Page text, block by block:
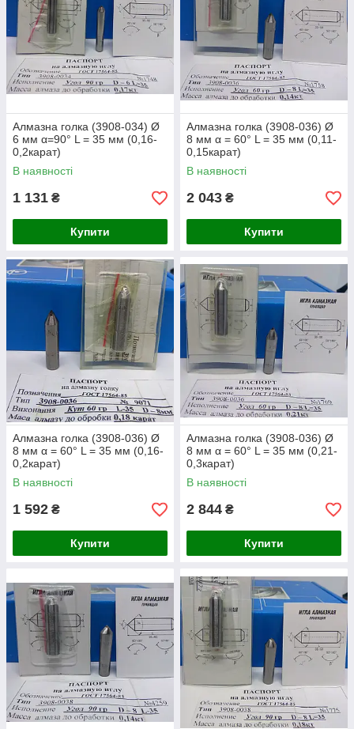
Алмазна голка (3908-034) Ø
6 мм α=90° L = 35 мм (0,16-
0,2карат)
В наявності
1 131 ₴
Купити
Алмазна голка (3908-036) Ø
8 мм α = 60° L = 35 мм (0,11-
0,15карат)
В наявності
2 043 ₴
Купити
Алмазна голка (3908-036) Ø
8 мм α = 60° L = 35 мм (0,16-
0,2карат)
В наявності
1 592 ₴
Купити
Алмазна голка (3908-036) Ø
8 мм α = 60° L = 35 мм (0,21-
0,3карат)
В наявності
2 844 ₴
Купити